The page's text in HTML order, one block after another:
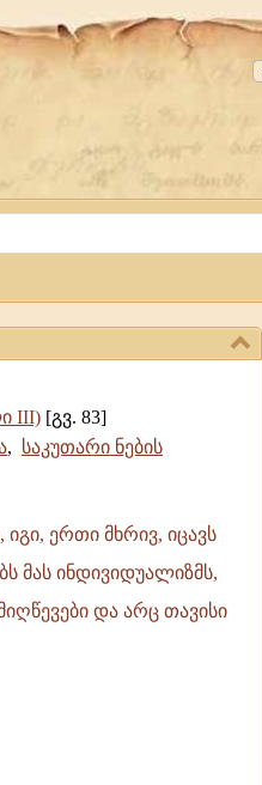
III) [გვ. 83]
, საკუთარი ნების
ერთი მხრივ, იცავს
მას ინდივიდუალიზმს,
და არც თავისი